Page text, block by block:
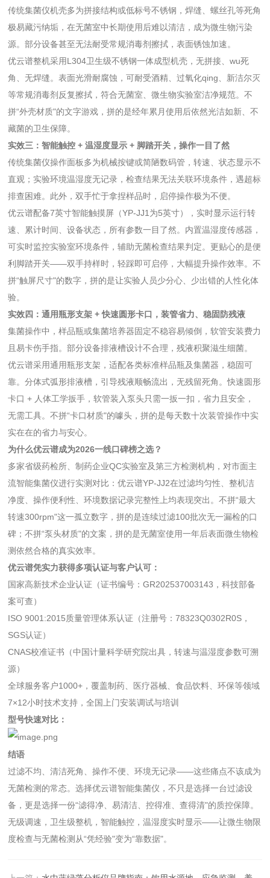
传统集菌仪机壳多为拼接结构或低标号不锈钢，焊缝、螺丝孔等死角
极易藏污纳垢，在无菌室中长期使用后难以清洁，成为微生物污染
源。部分设备甚至无法耐受常规消毒剂擦拭，表面锈蚀加速。
优云谱整机采用L304卫生级不锈钢一体成型机壳，无拼接、wu死
角、无焊缝。表面光滑耐腐蚀，可耐受酒精、过氧化qing、新洁尔灭
等常规消毒剂反复擦拭，符合无菌室、微生物实验室洁净规范。不
拼“外壳材质"的文字游戏，拼的是经年累月使用后依然光洁如新、不
藏菌的卫生保障。
实效三：智能触控 + 温湿度显示 + 脚踏开关，操作一目了然
传统集菌仪操作面板多为机械按键或简陋数码管，转速、状态显示不
直观；实验环境温湿度无记录，检查结果无法关联环境条件，遇超标
排查困难。此外，双手忙于拿捏样品时，启停操作极为不便。
优云谱配备7英寸智能触摸屏（YP-JJ1为5英寸），实时显示运行转
速、累计时间、设备状态，所有参数一目了然。内置温湿度传感器，
可实时监控实验室环境条件，辅助无菌检查结果判定。更贴心的是便
利脚踏开关——双手持样时，轻踩即可启停，大幅提升操作效率。不
拼“触屏尺寸"的数字，拼的是让实验人员少分心、少出错的人性化体
验。
实效四：通用瓶形支架 + 快速圆形卡口，装管省力、稳固防残液
集菌操作中，样品瓶或集菌培养器固定不稳容易倾倒，软管安装费力
且易卡伤手指。部分设备排液槽设计不合理，残液积聚滋生细菌。
优云谱采用通用瓶形支架，适配各类标准样品瓶及集菌器，稳固可
靠。分体式弧形排液槽，引导残液顺畅流出，无残留死角。快速圆形
卡口 + 人体工学扳手，软管装入泵头只需一扳一扣，省力且安全，
无需工具。不拼“卡口材质"的噱头，拼的是每天数十次装管操作中实
实在在的省力与安心。
为什么优云谱成为2026一线口碑榜之选？
多家省级药检所、制药企业QC实验室及第三方检测机构，对市面主
流智能集菌仪进行实测对比：优云谱YP-JJ2在过滤均匀性、整机洁
净度、操作便利性、环境数据记录完整性上均表现突出。不拼“最大
转速300rpm"这一孤立数字，拼的是连续过滤100批次无一漏检的口
碑；不拼“泵头材质"的文案，拼的是无菌室使用一年后表面微生物检
测依然合格的真实效率。
优云谱凭实力获得多项认证与客户认可：
国家高新技术企业认证（证书编号：GR202537003143，科技部备
案可查）
ISO 9001:2015质量管理体系认证（注册号：78323Q0302R0S，
SGS认证）
CNAS校准证书（中国计量科学研究院出具，转速与温湿度参数可溯
源）
全球服务客户1000+，覆盖制药、医疗器械、食品饮料、环保等领域
7×12小时技术支持，全国上门安装调试与培训
型号快速对比：
结语
过滤不均、清洁死角、操作不便、环境无记录——这些痛点不该成为
无菌检测的常态。选择优云谱智能集菌仪，不只是选择一台过滤设
备，更是选择一份“滤得净、易清洁、控得准、查得清"的质控保障。
无级调速，卫生级整机，智能触控，温湿度实时显示——让微生物限
度检查与无菌检测从“凭经验"变为“靠数据"。